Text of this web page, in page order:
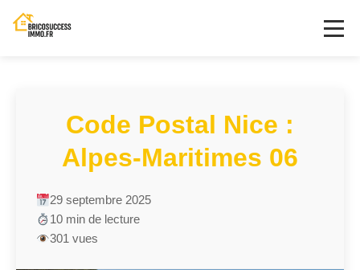
Code Postal Nice :
Alpes-Maritimes 06
29 septembre 2025
10 min de lecture
301 vues